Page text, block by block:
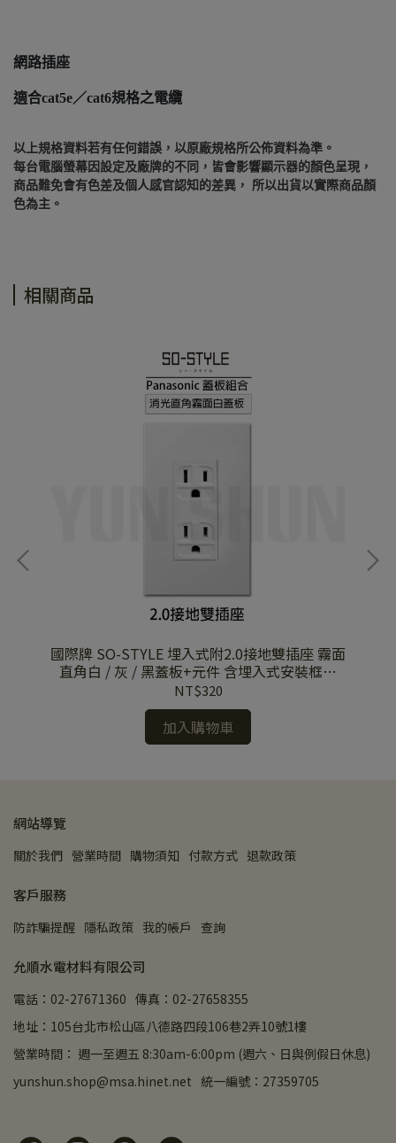
網路插座
適合cat5e／cat6規格之電纜
以上規格資料若有任何錯誤，以原廠規格所公佈資料為準。
每台電腦螢幕因設定及廠牌的不同，皆會影響顯示器的顏色呈現，
商品難免會有色差及個人感官認知的差異， 所以出貨以實際商品顏
色為主。
相關商品
國際牌 SO-STYLE 埋入式附2.0接地雙插座 霧面
直角白 / 灰 / 黑蓋板+元件 含埋入式安裝框架
15123
NT$320
加入購物車
網站導覽
關於我們 營業時間 購物須知 付款方式 退款政策
客戶服務
防詐騙提醒 隱私政策 我的帳戶 查詢
允順水電材料有限公司
電話：02-27671360 傳真：02-27658355
地址：105台北市松山區八德路四段106巷2弄10號1樓
營業時間： 週一至週五 8:30am-6:00pm (週六、日與例假日休息)
yunshun.shop@msa.hinet.net 統一編號：27359705